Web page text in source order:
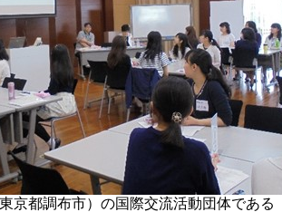
京都調布市）の国際交流活動団体である